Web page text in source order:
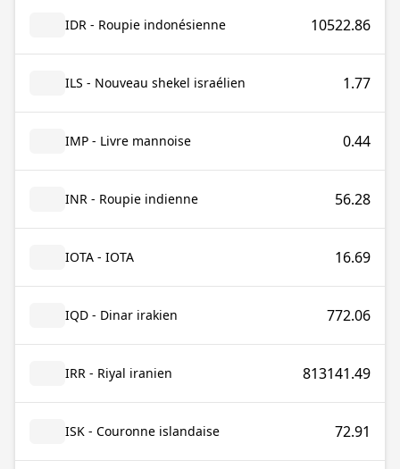
IDR - Roupie indonésienne 10522.86
ILS - Nouveau shekel israélien 1.77
IMP - Livre mannoise 0.44
INR - Roupie indienne 56.28
IOTA - IOTA 16.69
IQD - Dinar irakien 772.06
IRR - Riyal iranien 813141.49
ISK - Couronne islandaise 72.91